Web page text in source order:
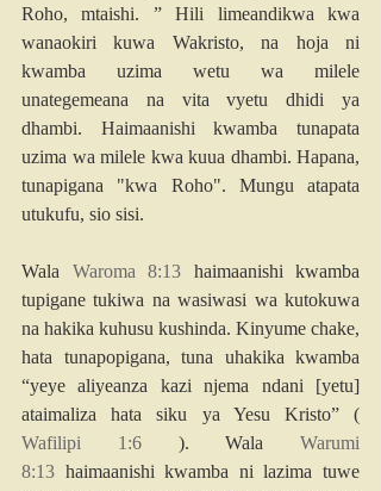
Roho, mtaishi. ” Hili limeandikwa kwa
wanaokiri kuwa Wakristo, na hoja ni
kwamba uzima wetu wa milele
unategemeana na vita vyetu dhidi ya
dhambi. Haimaanishi kwamba tunapata
uzima wa milele kwa kuua dhambi. Hapana,
tunapigana "kwa Roho". Mungu atapata
utukufu, sio sisi.
Wala Waroma 8:13 haimaanishi kwamba
tupigane tukiwa na wasiwasi wa kutokuwa
na hakika kuhusu kushinda. Kinyume chake,
hata tunapopigana, tuna uhakika kwamba
“yeye aliyeanza kazi njema ndani [yetu]
Wafilipi 1:6 ). Wala Warumi
8:13 haimaanishi kwamba ni lazima tuwe